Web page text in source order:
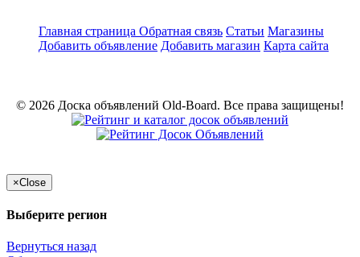
Главная страница Обратная связь Статьи Магазины
Добавить объявление Добавить магазин Карта сайта
© 2026 Доска объявлений Old-Board. Все права защищены!
×Close
Выберите регион
Вернуться назад